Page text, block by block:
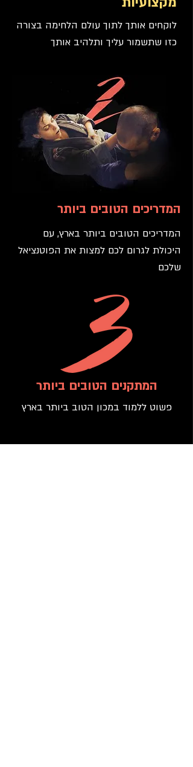
לוקחים אותך לתוך עולם הלחימה בצורה
כזו שתשמור עליך ותלהיב אותך
המדריכים הטובים ביותר
המדריכים הטובים ביותר בארץ, עם
היכולת לגרום לכם למצות את הפוטנציאל
שלכם
המתקנים הטובים ביותר
פשוט ללמוד במכון הטוב ביותר בארץ